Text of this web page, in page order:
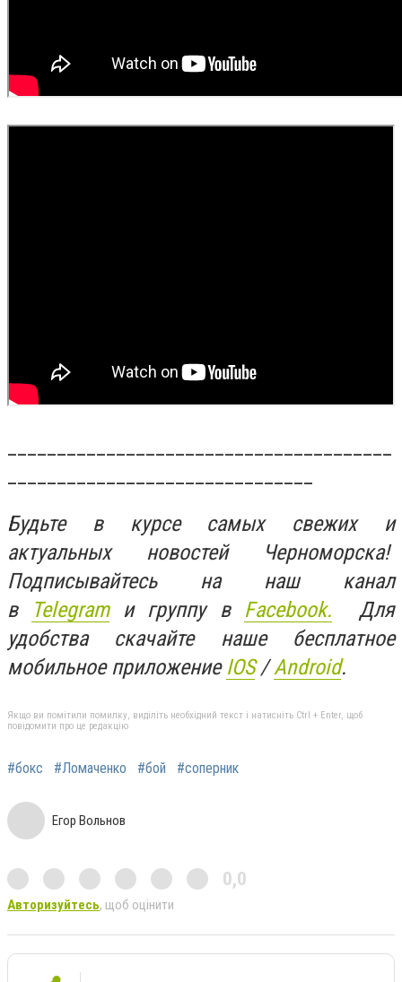
Будьте в курсе самых свежих и
актуальных новостей Черноморска!
Подписывайтесь на наш канал
в
Telegramи группу в Facebook. Для
удобства скачайте наше бесплатное
мобильное приложение IOS/Android.
Якщо ви помітили помилку, виділіть необхідний текст і натисніть Ctrl + Enter, щоб
повідомити про це редакцію
#бокс #Ломаченко #бой #соперник
Егор Вольнов
0,0
Авторизуйтесь, щоб оцінити